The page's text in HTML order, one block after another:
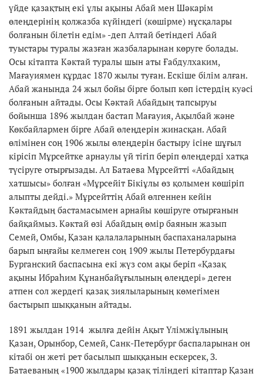
үйде қазақтың екі ұлы ақыны Абай мен Шәкарім
өлеңдерінің қолжазба күйіндегі (көшірме) нұсқалары
болғанын білетін едім» -деп Алтай бетіндегі Абай
туыстары туралы жазған жазбаларынан көруге болады.
Осы кітапта Кәктай туралы шын аты Ғабдулхаким,
Мағауиямен құрдас 1870 жылы туған. Ескіше білім алған.
Абай жанында 24 жыл бойы бірге болып көп істердің куәсі
болғанын айтады. Осы Кәктай Абайдың тапсыруы
бойынша 1896 жылдан бастап Мағауия, Ақылбай және
Көкбайлармен бірге Абай өлеңдерін жинасқан. Абай
өлімінен соң 1906 жылы өлеңдерін бастыру ісіне шұғыл
кірісіп Мұрсейтке арнаулы үй тігіп беріп өлеңдерді хатқа
түсіруге отырғызады. Ал Батаева Мұрсейтті «Абайдың
хатшысы» болған «Мұрсейіт Бікіұлы өз қолымен көшіріп
алыпты дейді.» Мұрсейттің Абай өлгеннен кейін
Кәктайдың бастамасымен арнайы көшіруге отырғанын
байқаймыз. Кәктай өзі Абайдың өмір баянын жазып
Семей, Омбы, Қазан қалалаларының баспаханаларына
барып ыңғайы келмеген соң 1909 жылы Петербурдағы
Бурганский баспасына екі жүз сом ақы беріп «Қазақ
ақыны Ибраһим Құнанбайұғылының өлеңдері» деген
атпен сол жердегі қазақ зиялыларының көмегімен
бастырып шыққанын айтады.
1891 жылдан 1914 жылға дейін Ақыт Үлімжіұлының
Қазан, Орынбор, Семей, Санк-Петербург баспаларынан он
кітабі он жеті рет басылып шыққанын ескерсек, З.
Батаеваның «1900 жылдары қазақ тіліндегі кітаптар Қазан